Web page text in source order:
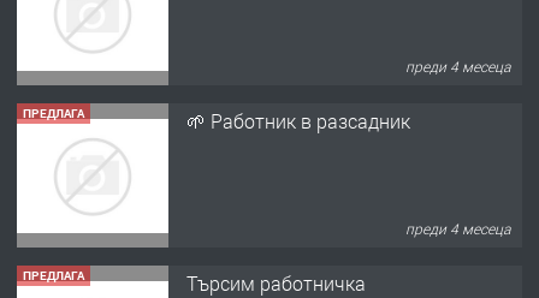
преди 4 месеца
ПРЕДЛАГА 🌱 Работник в разсадник
преди 4 месеца
ПРЕДЛАГА Търсим работничка